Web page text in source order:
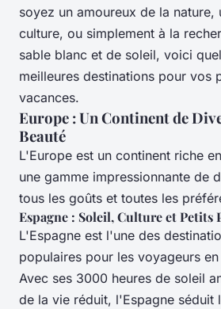
soyez un amoureux de la nature,
culture, ou simplement à la
sable blanc et de soleil, voici
meilleures destinations pour vos
vacances.
Europe : Un Continent de
Beauté
L'Europe est un continent riche
une gamme impressionnante de
tous les goûts et toutes les
Espagne : Soleil, Culture et Petits
L'Espagne est l'une des
populaires pour les voyageurs
Avec ses 3000 heures de soleil
de la vie réduit, l'Espagne séduit